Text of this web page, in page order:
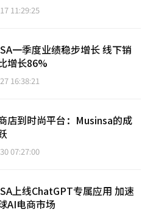
11:29:25
一季度业绩稳步增长 线下销
增长86%
16:38:21
店到时尚平台：Musinsa的成
07:27:00
上线ChatGPT专属应用 加速
AI电商市场